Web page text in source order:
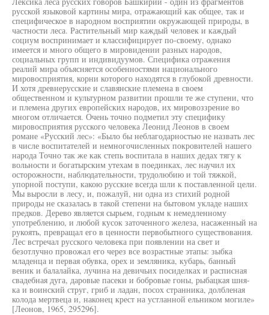
русской языковой картины мира, отражающий как общее, так и
специфическое в народном восприятии окружающей природы, в
частности леса. Растительный мир каждый человек и каждый
социум воспринимает и классифицирует по-своему, однако
имеется и много общего в мировидении разных народов,
социальных групп и индивидуумов. Специфика отражения
реалий мира объясняется особенностями национального
мировосприятия, корни которого находятся в глубокой древности.
И хотя древнерусские и славянские племена в своем
общественном и культурном развитии прошли те же ступени, что
и племена других европейских народов, их мировоззрение во
многом отличается. Очень точно подметил эту специфику
мировосприятия русского человека Леонид Леонов в своем
романе «Русский лес»: «Было бы неблагодарностью не назвать лес
в числе воспитателей и немногочисленных покровителей нашего
народа Точно так же как степь воспитала в наших дедах тягу к
вольности и богатырским утехам в поединках, лес научил их
осторожности, наблюдательности, трудолюбию и той тяжкой,
упорной поступи, какою русские всегда шли к поставленной цели.
Мы выросли в лесу, и, пожалуй, ни одна из стихий родной
природы не сказалась в такой степени на бытовом укладе наших
предков. Дерево является сырьем, годным к немедленному
употреблению, и любой кусок заточенного железа, насаженный на
рукоять, превращал его в ценности первобытного существования.
Лес встречал русского человека при появлении на свет и
безотлучно провожал его через все возрастные этапы: зыбка
младенца и первая обувка, орех и земляника, кубарь, банный
веник и балалайка, лучина на девичьих посиделках и расписная
свадебная дуга, даровые пасеки и бобровые гоны, рыбацкая шня-
ка и воинский струг, гриб и ладан, посох странника, долбленая
колода мертвеца и, наконец крест на устланной ельником могиле»
[Леонов, 1965, 295296].